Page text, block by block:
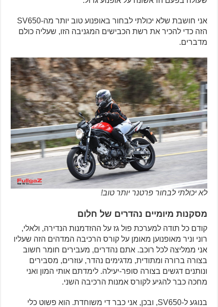
אני חושבת שלא יכולתי לבחור באופנוע טוב יותר מה-SV650
הזה כדי להכיר את רשת הכבישים המגניבה הזו, שעליה כולם
מדברים.
לא יכולתי לבחור פרטנר יותר טוב!
מסקנות מיומיים נהדרים של חלום
קודם כל תודה למערכת פול גז על ההזדמנות הנדירה, ולאלי,
רוני וניר מאופנוען מאומן על קורס הרכיבה המדהים הזה שעליו
אני ממליצה לכל רוכב. אתם נהדרים, מעבירים חומר חשוב
בצורה ברורה ומתודית, מדגימים נהדר, עוזרים, מסבירים
ונותנים דגשים בצורה סופר-יעילה. לימדתם אותי המון ואני
מחכה כבר להגיע לקורס אמנות הרכיבה השני.
בנוגע ל-SV650, ובכן, אני כבר די משוחדת. הוא פשוט כלי